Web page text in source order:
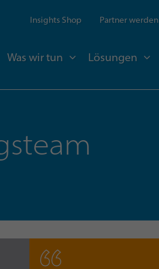
Insights Shop Partner werden
Was wir tun Lösungen